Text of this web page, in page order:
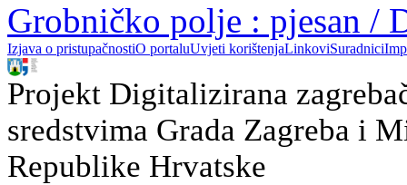
Grobničko polje : pjesan /
Izjava o pristupačnostiO portaluUvjeti korištenjaLinkoviSuradnici
Projekt Digitalizirana
sredstvima Grada Zagreba i
Republike Hrvatske